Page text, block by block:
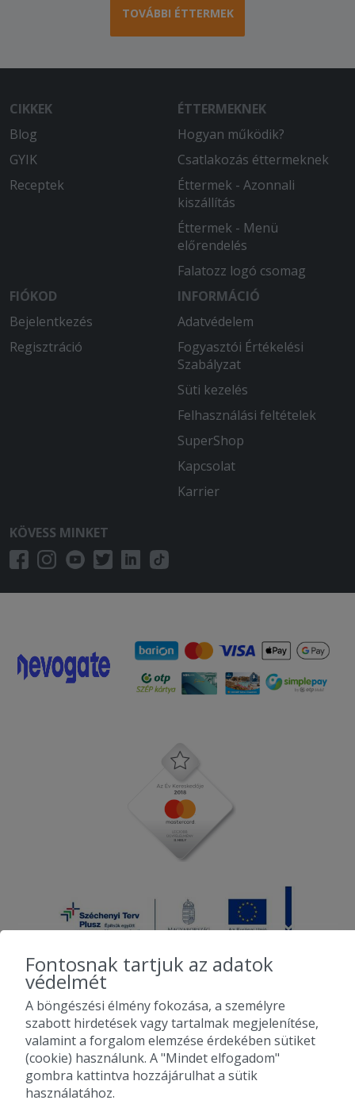
TOVÁBBI ÉTTERMEK
CIKKEK
Blog
GYIK
Receptek
ÉTTERMEKNEK
Hogyan működik?
Csatlakozás éttermeknek
Éttermek - Azonnali
kiszállítás
Éttermek - Menü
előrendelés
Falatozz logó csomag
FIÓKOD
Bejelentkezés
Regisztráció
INFORMÁCIÓ
Adatvédelem
Fogyasztói Értékelési
Szabályzat
Süti kezelés
Felhasználási feltételek
SuperShop
Kapcsolat
Karrier
KÖVESS MINKET
2010-2026 Copyright - Falatozz.hu - Diston-line Kft.
Pizza, gyros, hamburger, menük kedvező áron, egy helyen az összes
étterem ajánlata.
Fontosnak tartjuk az adatok
védelmét
A böngészési élmény fokozása, a személyre
szabott hirdetések vagy tartalmak megjelenítése,
valamint a forgalom elemzése érdekében sütiket
(cookie) használunk. A "Mindet elfogadom"
gombra kattintva hozzájárulhat a sütik
használatához.